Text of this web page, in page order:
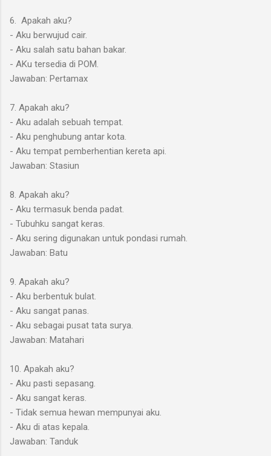
6. Apakah aku?
- Aku berwujud cair.
- Aku salah satu bahan bakar.
- AKu tersedia di POM.
Jawaban: Pertamax
7. Apakah aku?
- Aku adalah sebuah tempat.
- Aku penghubung antar kota.
- Aku tempat pemberhentian kereta api.
Jawaban: Stasiun
8. Apakah aku?
- Aku termasuk benda padat.
- Tubuhku sangat keras.
- Aku sering digunakan untuk pondasi rumah.
Jawaban: Batu
9. Apakah aku?
- Aku berbentuk bulat.
- Aku sangat panas.
- Aku sebagai pusat tata surya.
Jawaban: Matahari
10. Apakah aku?
- Aku pasti sepasang.
- Aku sangat keras.
- Tidak semua hewan mempunyai aku.
- Aku di atas kepala.
Jawaban: Tanduk